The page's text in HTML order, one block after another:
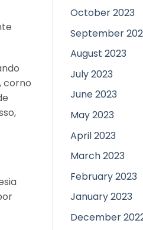
corno
October 2023
September
August 2023
July 2023
June 2023
May 2023
April 2023
March 2023
February 2023
January 2023
December